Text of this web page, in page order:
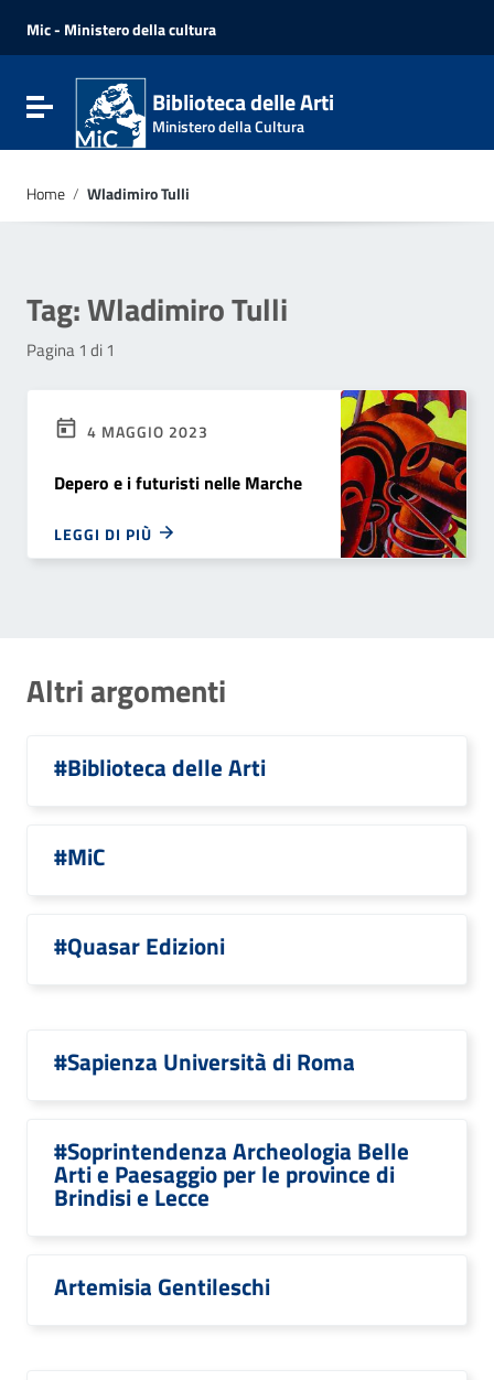
Vai al menu di navigazione
Vai al footer
Mic - Ministero della cultura
Attiva / disattiva la navigazione
Biblioteca delle Arti
Ministero della Cultura
Home / Wladimiro Tulli
Tag:Wladimiro Tulli
Pagina 1 di 1
4 MAGGIO 2023
Depero e i futuristi nelle Marche
LEGGI DI PIÙ
Altri argomenti
#Biblioteca delle Arti
#MiC
#Quasar Edizioni
#Sapienza Università di Roma
#Soprintendenza Archeologia Belle
Arti e Paesaggio per le province di
Brindisi e Lecce
Artemisia Gentileschi